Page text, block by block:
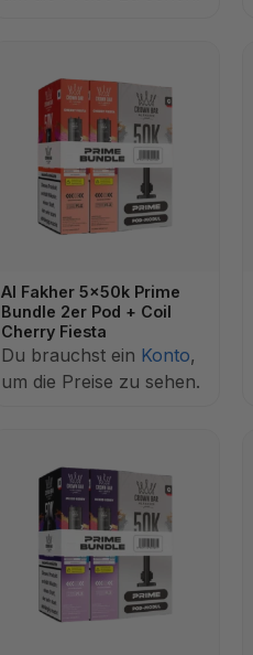
Al Fakher 5x50k Prime
Bundle 2er Pod + Coil
Cherry Fiesta
Du brauchst ein Konto,
um die Preise zu sehen.